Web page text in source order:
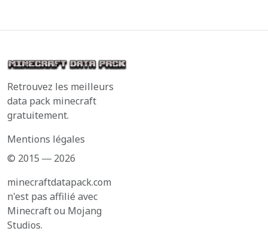
Retrouvez les meilleurs
data pack minecraft
gratuitement.
Mentions légales
© 2015 ― 2026
minecraftdatapack.com
n'est pas affilié avec
Minecraft ou Mojang
Studios.